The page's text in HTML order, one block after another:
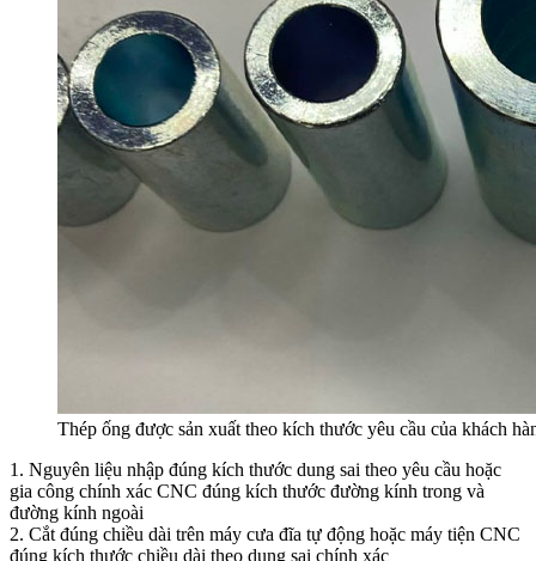
Thép ống được sản xuất theo kích thước yêu cầu của khách
1. Nguyên liệu nhập đúng kích thước dung sai theo yêu cầu hoặc
gia công chính xác CNC đúng kích thước đường kính trong và
đường kính ngoài
2. Cắt đúng chiều dài trên máy cưa đĩa tự động hoặc máy tiện CNC
đúng kích thước chiều dài theo dung sai chính xác